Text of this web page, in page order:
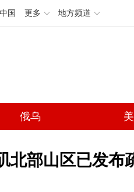
国 更多 地方频道
俄乌
北部山区已发布